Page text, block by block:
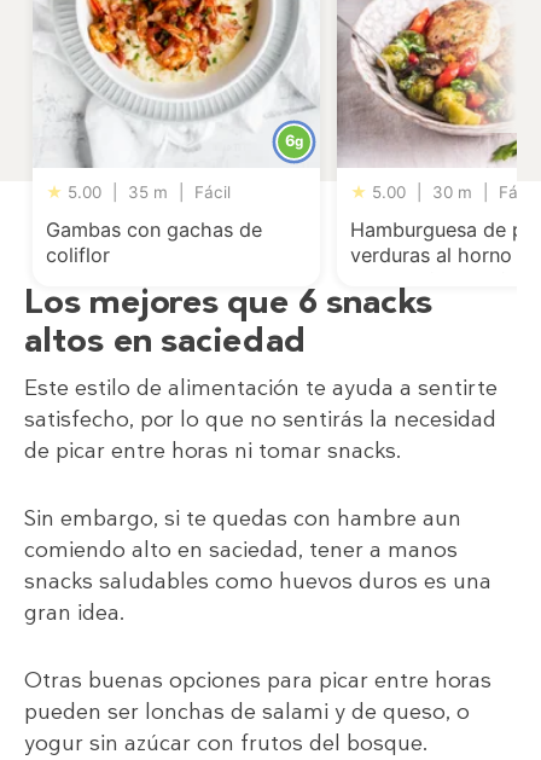
6g
★ 5.00 35 m Fácil
Gambas con gachas de
coliflor
★ 5.00 30 m Fácil
Hamburguesa de
verduras al horno y
Los mejores que 6 snacks
altos en saciedad
Este estilo de alimentación te ayuda a sentirte
satisfecho, por lo que no sentirás la necesidad
de picar entre horas ni tomar snacks.
Sin embargo, si te quedas con hambre aun
comiendo alto en saciedad, tener a manos
snacks saludables como huevos duros es una
gran idea.
Otras buenas opciones para picar entre horas
pueden ser lonchas de salami y de queso, o
yogur sin azúcar con frutos del bosque.